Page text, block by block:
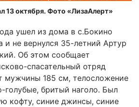
13 октября. Фото «ЛизаАлерт»
ушел из дома в с.Бокино
и не вернулся 35-летний Артур
Об этом сообщает
спасательный отряд
мужчины 185 см, телосложение
голубые, бритый наголо. Был
кофту, синие джинсы, синие